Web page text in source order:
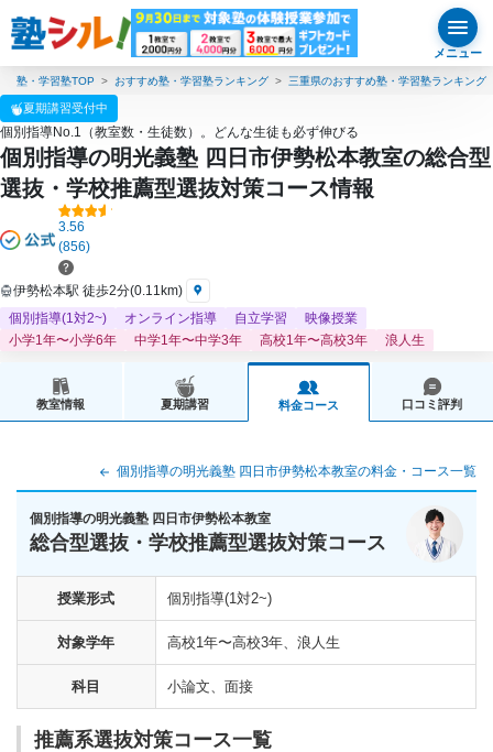
メニュー
塾・学習塾TOP おすすめ塾・学習塾ランキング 三重県のおすすめ塾・学習塾ランキング
夏期講習受付中
個別指導No.1（教室数・生徒数）。どんな生徒も必ず伸びる
個別指導の明光義塾 四日市伊勢松本教室の総合型
選抜・学校推薦型選抜対策コース情報
3.56
(856)
伊勢松本駅 徒歩2分(0.11km)
個別指導(1対2~)
オンライン指導 自立学習
映像授業
小学1年〜小学6年
中学1年〜中学3年 高校1年〜高校3年 浪人生
教室情報 夏期講習 料金コース 口コミ評判
個別指導の明光義塾 四日市伊勢松本教室の料金・コース一覧
個別指導の明光義塾 四日市伊勢松本教室
総合型選抜・学校推薦型選抜対策コース
授業形式 個別指導(1対2~)
対象学年 高校1年〜高校3年、浪人生
科目 小論文、面接
推薦系選抜対策コース一覧